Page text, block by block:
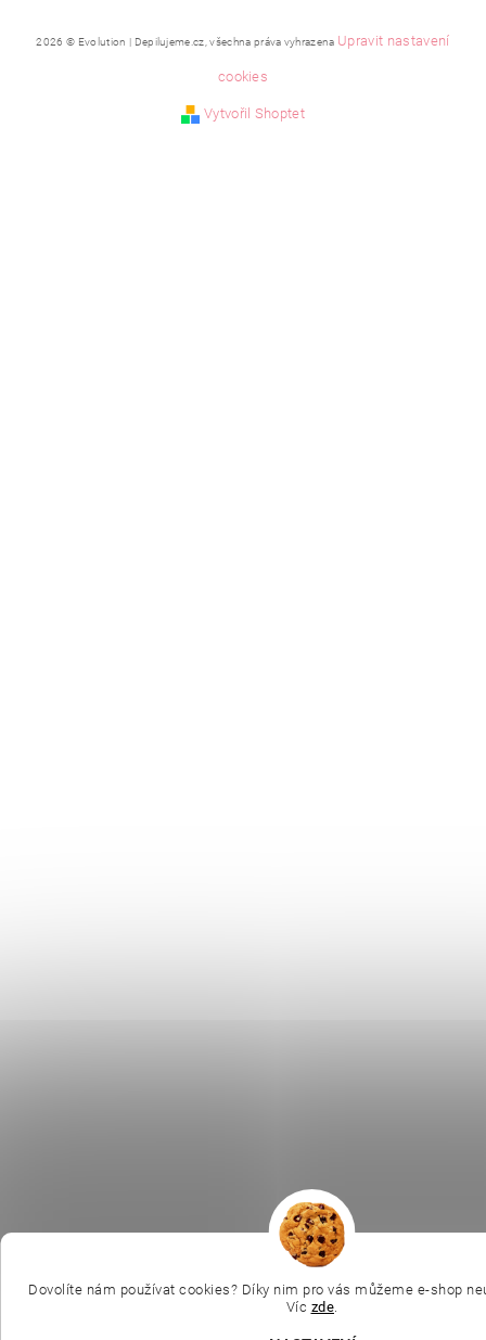
2026 © Evolution | Depilujeme.cz, všechna práva vyhrazena Upravit nastavení
cookies
Vytvořil Shoptet
Dovolíte nám používat cookies? Díky nim pro vás můžeme e-shop
Víc zde.